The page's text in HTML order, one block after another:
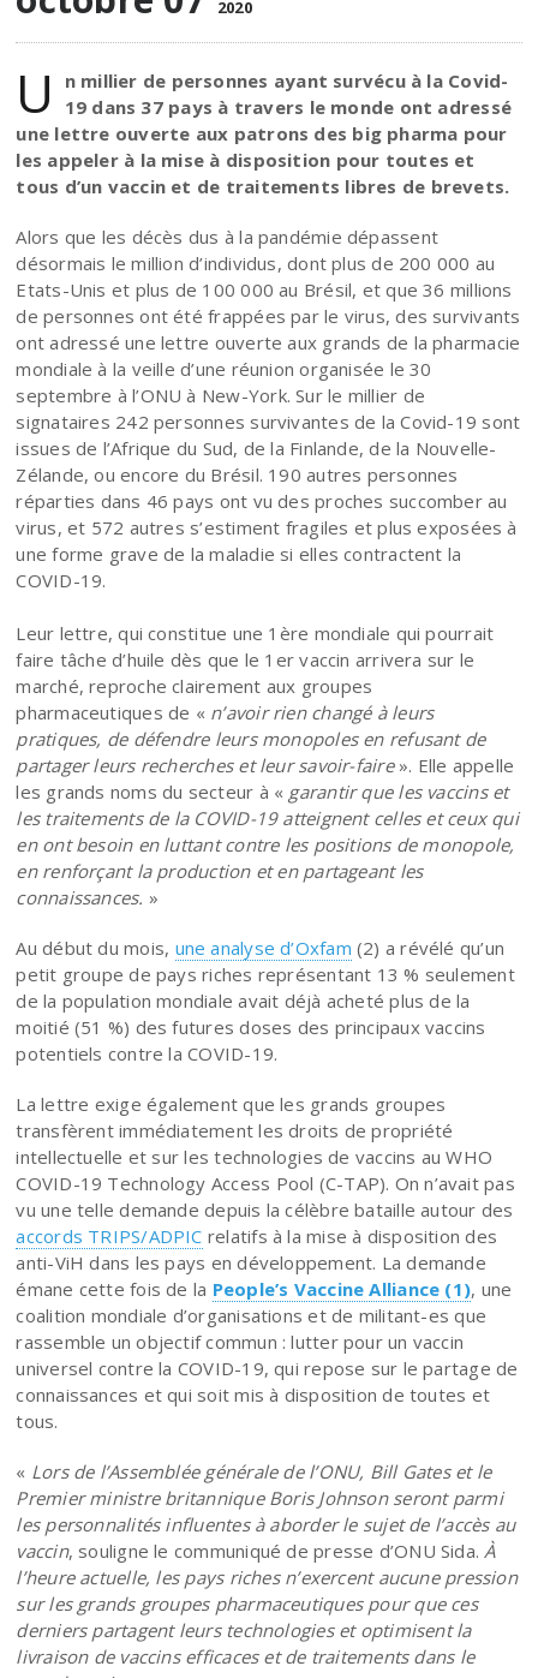
2020
U
n millier de personnes ayant survécu à la Covid-
19 dans 37 pays à travers le monde ont adressé
une lettre ouverte aux patrons des big pharma pour
les appeler à la mise à disposition pour toutes et
tous d’un vaccin et de traitements libres de brevets.
Alors que les décès dus à la pandémie dépassent
désormais le million d’individus, dont plus de 200 000 au
Etats-Unis et plus de 100 000 au Brésil, et que 36 millions
de personnes ont été frappées par le virus, des survivants
ont adressé une lettre ouverte aux grands de la pharmacie
mondiale à la veille d’une réunion organisée le 30
septembre à l’ONU à New-York. Sur le millier de
signataires 242 personnes survivantes de la Covid-19 sont
issues de l’Afrique du Sud, de la Finlande, de la Nouvelle-
Zélande, ou encore du Brésil. 190 autres personnes
réparties dans 46 pays ont vu des proches succomber au
virus, et 572 autres s’estiment fragiles et plus exposées à
une forme grave de la maladie si elles contractent la
COVID-19.
Leur lettre, qui constitue une 1ère mondiale qui pourrait
faire tâche d’huile dès que le 1er vaccin arrivera sur le
marché, reproche clairement aux groupes
pharmaceutiques de « n’avoir rien changé à leurs
pratiques, de défendre leurs monopoles en refusant de
partager leurs recherches et leur savoir-faire ». Elle appelle
les grands noms du secteur à « garantir que les vaccins et
les traitements de la COVID-19 atteignent celles et ceux qui
en ont besoin en luttant contre les positions de monopole,
en renforçant la production et en partageant les
connaissances. »
Au début du mois, une analyse d’Oxfam (2) a révélé qu’un
petit groupe de pays riches représentant 13 % seulement
de la population mondiale avait déjà acheté plus de la
moitié (51 %) des futures doses des principaux vaccins
potentiels contre la COVID-19.
La lettre exige également que les grands groupes
transfèrent immédiatement les droits de propriété
intellectuelle et sur les technologies de vaccins au WHO
COVID-19 Technology Access Pool (C-TAP). On n’avait pas
vu une telle demande depuis la célèbre bataille autour des
accords TRIPS/ADPIC relatifs à la mise à disposition des
anti-ViH dans les pays en développement. La demande
émane cette fois de la People’s Vaccine Alliance (1), une
coalition mondiale d’organisations et de militant-es que
rassemble un objectif commun : lutter pour un vaccin
universel contre la COVID-19, qui repose sur le partage de
connaissances et qui soit mis à disposition de toutes et
tous.
« Lors de l’Assemblée générale de l’ONU, Bill Gates et le
Premier ministre britannique Boris Johnson seront parmi
les personnalités influentes à aborder le sujet de l’accès au
vaccin, souligne le communiqué de presse d’ONU Sida. À
l’heure actuelle, les pays riches n’exercent aucune pression
sur les grands groupes pharmaceutiques pour que ces
derniers partagent leurs technologies et optimisent la
livraison de vaccins efficaces et de traitements dans le